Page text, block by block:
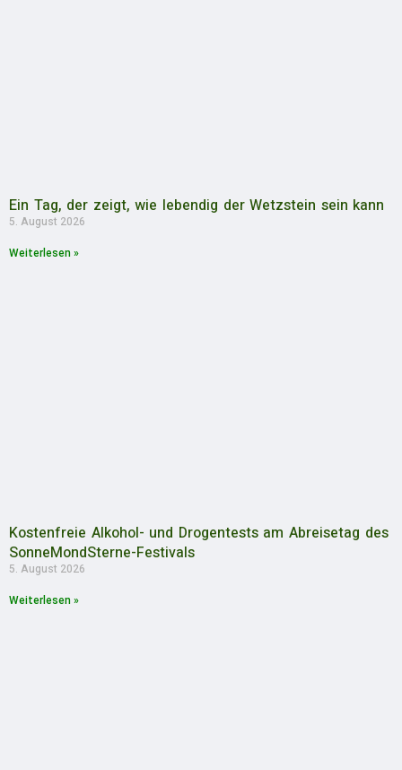
Ein Tag, der zeigt, wie lebendig der Wetzstein sein kann
5. August 2026
Weiterlesen »
Kostenfreie Alkohol- und Drogentests am Abreisetag des
SonneMondSterne-Festivals
5. August 2026
Weiterlesen »